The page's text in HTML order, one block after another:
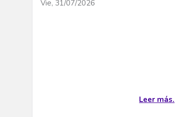
Vie, 31/07/2026
Leer más.